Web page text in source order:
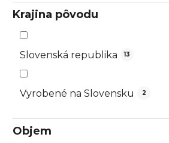
Krajina pôvodu
Slovenská republika 13
Vyrobené na Slovensku 2
Objem